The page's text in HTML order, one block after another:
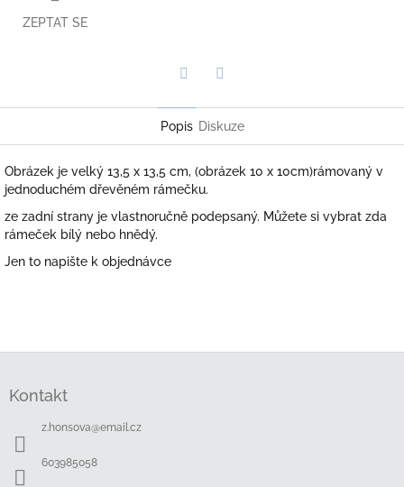
ZEPTAT SE
Popis Diskuze
Obrázek je velký 13,5 x 13,5 cm, (obrázek 10 x 10cm)rámovaný v
jednoduchém dřevěném rámečku.
ze zadní strany je vlastnoručně podepsaný. Můžete si vybrat zda
rámeček bílý nebo hnědý.
Jen to napište k objednávce
Kontakt
z.honsova@email.cz
603985058